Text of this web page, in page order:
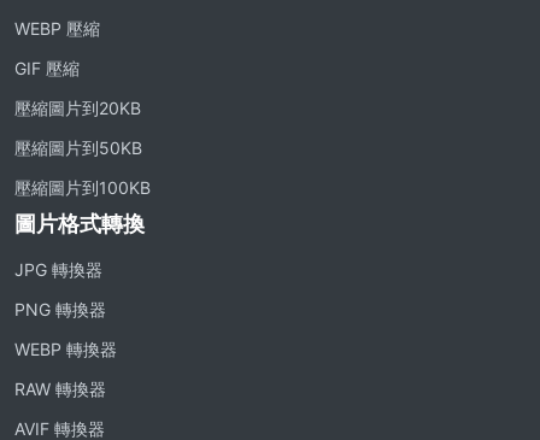
WEBP 壓縮
GIF 壓縮
壓縮圖片到20KB
壓縮圖片到50KB
壓縮圖片到100KB
圖片格式轉換
JPG 轉換器
PNG 轉換器
WEBP 轉換器
RAW 轉換器
AVIF 轉換器